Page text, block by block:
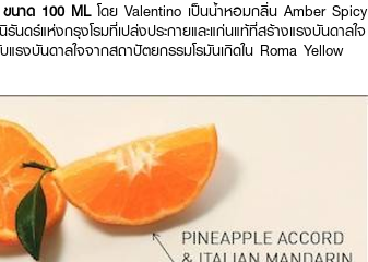
ขนาด 100 ML โดย Valentino เป็นน้ำหอมกลิ่น Amber Spicy
ร์แห่งกรุงโรมที่เปล่งประกายและแก่นแท้ที่สร้างแรงบันดาลใจ
งบันดาลใจจากสถาปัตยกรรมโรมันเกิดใน Roma Yellow